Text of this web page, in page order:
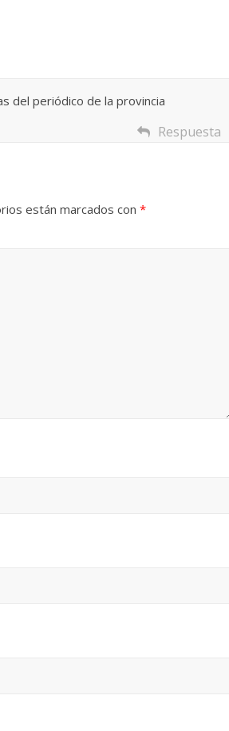
del periódico de la provincia
Respuesta
están marcados con *
Un vergel en las
12 octubre, 2024 Francisco G.